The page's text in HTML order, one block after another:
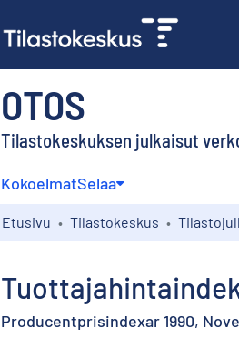
OTOS
Tilastokeskuksen julkaisut
KokoelmatSelaa
Etusivu Tilastokeskus
Producentprisindexar 1990,